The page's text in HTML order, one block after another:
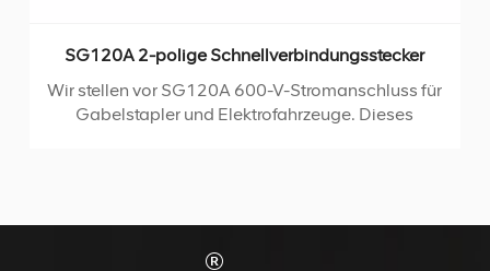
für
Dieses
SG175A
Wir stellen unser neuestes Produkt
Quick Power Batteriestecker - die